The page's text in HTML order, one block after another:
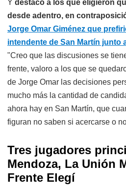
Y destacó a los que eligieron
desde adentro, en
Jorge Omar Giménez que
intendente de San Martín junto
"Creo que las discusiones se
frente, valoro a los que se
de Jorge Omar las decisiones
mucho más la cantidad de
ahora hay en San Martín, que
figuran no saben si acercarse o
Tres jugadores
Mendoza, La Unión
Frente Elegí